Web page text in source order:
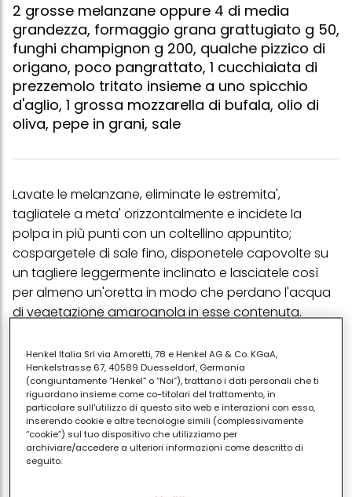
2 grosse melanzane oppure 4 di media
grandezza, formaggio grana grattugiato g 50,
funghi champignon g 200, qualche pizzico di
origano, poco pangrattato, 1 cucchiaiata di
prezzemolo tritato insieme a uno spicchio
d'aglio, 1 grossa mozzarella di bufala, olio di
oliva, pepe in grani, sale
Lavate le melanzane, eliminate le estremita',
tagliatele a meta' orizzontalmente e incidete la
polpa in più punti con un coltellino appuntito;
cospargetele di sale fino, disponetele capovolte su
un tagliere leggermente inclinato e lasciatele così
per almeno un'oretta in modo che perdano l'acqua
di vegetazione amarognola in esse contenuta.
cuoceteli in qualche cucchiaiata d'olio. dopo di che
scavate la polpa delle melanzane con un coltellino
appuntito lasciandone circa 1 cm attaccata alla
buccia in modo da ottenere delle scodelline. tritate
la polpa ricavata con la mezzaluna. mettete al
fuoco qualche cucchiaiata di olio insieme con il trito
di prezzemolo e aglio e lasciate soffriggere per un
Henkel Italia Srl via Amoretti, 78 e Henkel AG & Co. KGaA,
Henkelstrasse 67, 40589 Duesseldorf, Germania
(congiuntamente “Henkel” o “Noi”), trattano i dati personali che ti
riguardano insieme come co-titolari del trattamento, in
particolare sull'utilizzo di questo sito web e interazioni con esso,
inserendo cookie e altre tecnologie simili (complessivamente
“cookie”) sul tuo dispositivo che utilizziamo per
archiviare/accedere a ulteriori informazioni come descritto di
seguito.